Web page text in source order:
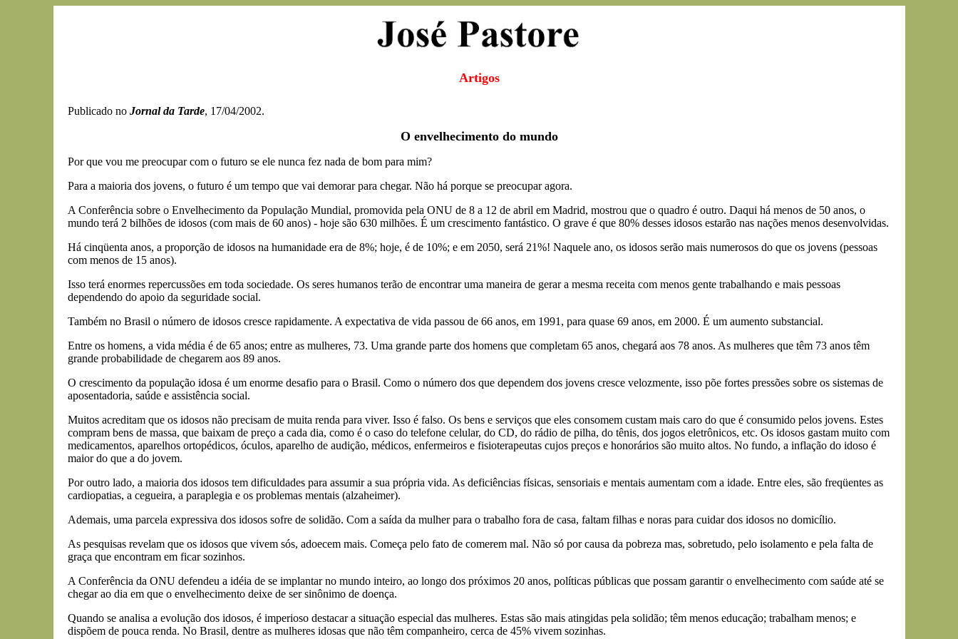
Artigos
Publicado no Jornal da Tarde, 17/04/2002.
O envelhecimento do mundo
Por que vou me preocupar com o futuro se ele nunca fez nada de bom para mim?
Para a maioria dos jovens, o futuro é um tempo que vai demorar para chegar. Não há porque se preocupar agora.
A Conferência sobre o Envelhecimento da População Mundial, promovida pela ONU de 8 a 12 de abril em Madrid, mostrou que o quadro é outro. Daqui há menos de 50 anos, o
mundo terá 2 bilhões de idosos (com mais de 60 anos) - hoje são 630 milhões. É um crescimento fantástico. O grave é que 80% desses idosos estarão nas nações menos desenvolvidas.
Há cinqüenta anos, a proporção de idosos na humanidade era de 8%; hoje, é de 10%; e em 2050, será 21%! Naquele ano, os idosos serão mais numerosos do que os jovens (pessoas
com menos de 15 anos).
Isso terá enormes repercussões em toda sociedade. Os seres humanos terão de encontrar uma maneira de gerar a mesma receita com menos gente trabalhando e mais pessoas
dependendo do apoio da seguridade social.
Também no Brasil o número de idosos cresce rapidamente. A expectativa de vida passou de 66 anos, em 1991, para quase 69 anos, em 2000. É um aumento substancial.
Entre os homens, a vida média é de 65 anos; entre as mulheres, 73. Uma grande parte dos homens que completam 65 anos, chegará aos 78 anos. As mulheres que têm 73 anos têm
grande probabilidade de chegarem aos 89 anos.
O crescimento da população idosa é um enorme desafio para o Brasil. Como o número dos que dependem dos jovens cresce velozmente, isso põe fortes pressões sobre os sistemas de
aposentadoria, saúde e assistência social.
Muitos acreditam que os idosos não precisam de muita renda para viver. Isso é falso. Os bens e serviços que eles consomem custam mais caro do que é consumido pelos jovens. Estes
compram bens de massa, que baixam de preço a cada dia, como é o caso do telefone celular, do CD, do rádio de pilha, do tênis, dos jogos eletrônicos, etc. Os idosos gastam muito com
medicamentos, aparelhos ortopédicos, óculos, aparelho de audição, médicos, enfermeiros e fisioterapeutas cujos preços e honorários são muito altos. No fundo, a inflação do idoso é
maior do que a do jovem.
Por outro lado, a maioria dos idosos tem dificuldades para assumir a sua própria vida. As deficiências físicas, sensoriais e mentais aumentam com a idade. Entre eles, são freqüentes as
cardiopatias, a cegueira, a paraplegia e os problemas mentais (alzaheimer).
Ademais, uma parcela expressiva dos idosos sofre de solidão. Com a saída da mulher para o trabalho fora de casa, faltam filhas e noras para cuidar dos idosos no domicílio.
As pesquisas revelam que os idosos que vivem sós, adoecem mais. Começa pelo fato de comerem mal. Não só por causa da pobreza mas, sobretudo, pelo isolamento e pela falta de
graça que encontram em ficar sozinhos.
A Conferência da ONU defendeu a idéia de se implantar no mundo inteiro, ao longo dos próximos 20 anos, políticas públicas que possam garantir o envelhecimento com saúde até se
chegar ao dia em que o envelhecimento deixe de ser sinônimo de doença.
Quando se analisa a evolução dos idosos, é imperioso destacar a situação especial das mulheres. Estas são mais atingidas pela solidão; têm menos educação; trabalham menos; e
dispõem de pouca renda. No Brasil, dentre as mulheres idosas que não têm companheiro, cerca de 45% vivem sozinhas.